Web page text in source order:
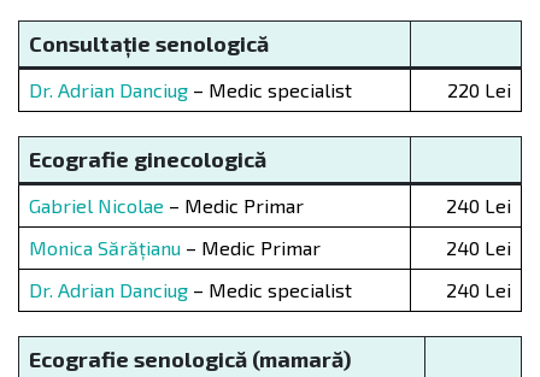
Consultație senologică
Dr. Adrian Danciug – Medic specialist 220 Lei
Ecografie ginecologică
Gabriel Nicolae – Medic Primar
240 Lei
Monica Sărățianu – Medic Primar
240 Lei
Dr. Adrian Danciug – Medic specialist 240 Lei
Ecografie senologică (mamară)